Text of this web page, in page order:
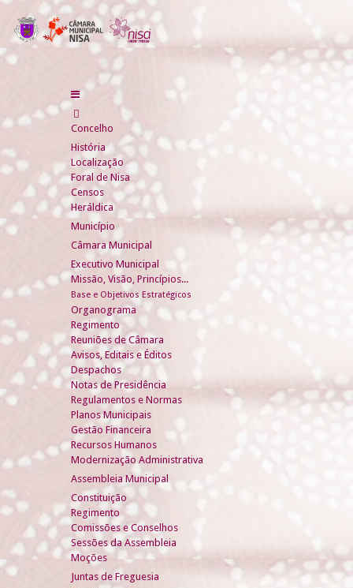
Concelho
História
Localização
Foral de Nisa
Censos
Heráldica
Município
Câmara Municipal
Executivo Municipal
Missão, Visão, Princípios...
Base e Objetivos Estratégicos
Organograma
Regimento
Reuniões de Câmara
Avisos, Editais e Éditos
Despachos
Notas de Presidência
Regulamentos e Normas
Planos Municipais
Gestão Financeira
Recursos Humanos
Modernização Administrativa
Assembleia Municipal
Constituição
Regimento
Comissões e Conselhos
Sessões da Assembleia
Moções
Juntas de Freguesia